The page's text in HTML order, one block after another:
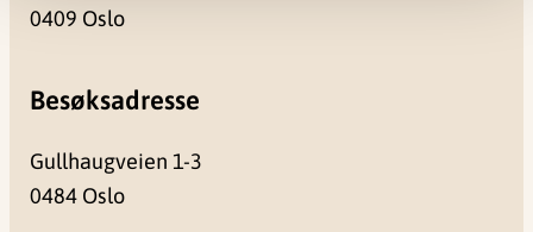
0409 Oslo
Besøksadresse
Gullhaugveien 1-3
0484 Oslo